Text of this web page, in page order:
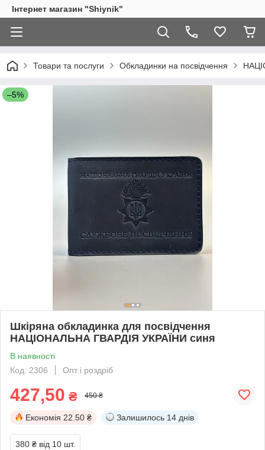
Інтернет магазин "Shiynik"
Товари та послуги Обкладинки на посвідчення
–5%
Шкіряна обкладинка для посвідчення
НАЦІОНАЛЬНА ГВАРДІЯ УКРАЇНИ синя
В наявності
Код: 2306
Опт і роздріб
427,50 ₴ 450 ₴
Економія 22.50 ₴ Залишилось 14 днів
380 ₴ від 10 шт.